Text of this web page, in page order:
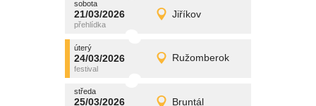
sobota
21/03/2026 Jiříkov
sobota
21/03/2026 Detail
promítání
úterý
24/03/2026 Ružomberok
úterý
24/03/2026 Detail
promítání
středa
25/03/2026 Bruntál
25/03/2026 promítání